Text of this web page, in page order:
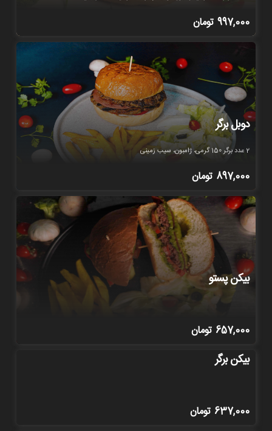
997,000 تومان
دوبل برگر
2 عدد برگر 150 گرمی، ژامبون، سیب زمینی
897,000 تومان
بیکن پستو
657,000 تومان
بیکن برگر
637,000 تومان